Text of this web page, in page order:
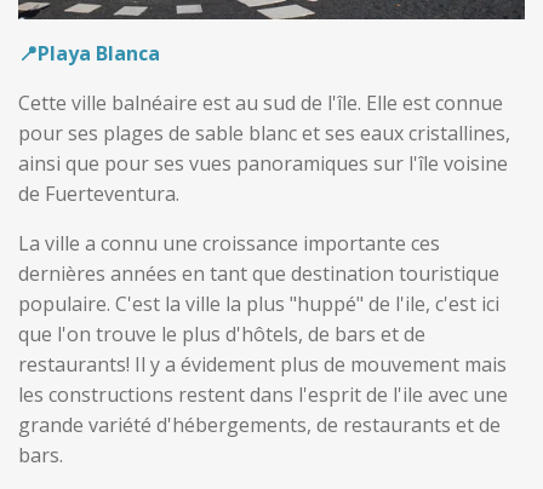
📍Playa Blanca
Cette ville balnéaire est au sud de l'île. Elle est connue
pour ses plages de sable blanc et ses eaux cristallines,
ainsi que pour ses vues panoramiques sur l'île voisine
de Fuerteventura.
La ville a connu une croissance importante ces
dernières années en tant que destination touristique
populaire. C'est la ville la plus "huppé" de l'ile, c'est ici
que l'on trouve le plus d'hôtels, de bars et de
restaurants! Il y a évidement plus de mouvement mais
les constructions restent dans l'esprit de l'ile avec une
grande variété d'hébergements, de restaurants et de
bars.